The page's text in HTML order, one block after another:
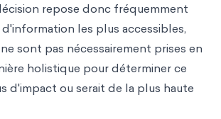
repose donc fréquemment
les plus accessibles,
sont pas nécessairement prises en
holistique pour déterminer ce
d'impact ou serait de la plus haute